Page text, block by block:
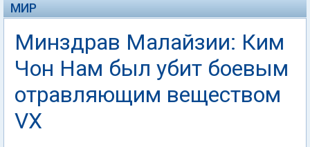
МИР
Минздрав Малайзии: Ким
Чон Нам был убит боевым
отравляющим веществом
VX